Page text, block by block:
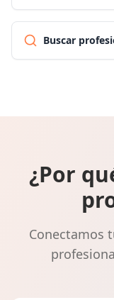
Buscar
¿Por
Conectamos